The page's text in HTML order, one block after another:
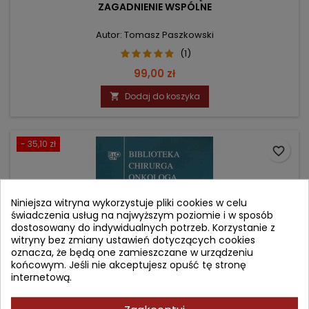
ZAGADNIENIE WSPÓLNE
Autor: Tomasz Paszkowski
(1)
Cena
99,00 zł
 Dodaj do koszyka
- 35,10 zł
favorite_border
Niniejsza witryna wykorzystuje pliki cookies w celu
świadczenia usług na najwyższym poziomie i w sposób
dostosowany do indywidualnych potrzeb. Korzystanie z
witryny bez zmiany ustawień dotyczących cookies
oznacza, że będą one zamieszczane w urządzeniu
końcowym. Jeśli nie akceptujesz opuść tę stronę
internetową.